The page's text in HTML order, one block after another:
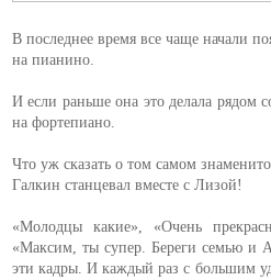
В последнее время все чаще начали
на пианино.
И если раньше она это делала рядом
на фортепиано.
Что уж сказать о том самом
Галкин станцевал вместе с Лизой!
«Молодцы какие», «Очень
«Максим, ты супер. Береги семью и
эти кадры. И каждый раз с большим